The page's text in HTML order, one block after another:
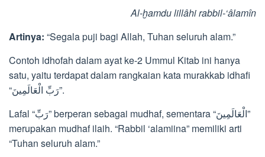
Al-ḫamdu lillâhi rabbil-‘âlamîn
Artinya: “Segala puji bagi Allah, Tuhan seluruh alam.”
Contoh idhofah dalam ayat ke-2 Ummul Kitab ini hanya
satu, yaitu terdapat dalam rangkaian kata murakkab idhafi
“رَبِّ الْعَالَمِينَ”.
Lafal “رَبِّ” berperan sebagai mudhaf, sementara “الْعَالَمِينَ”
merupakan mudhaf ilaih. “Rabbil ‘alamiina” memiliki arti
“Tuhan seluruh alam.”